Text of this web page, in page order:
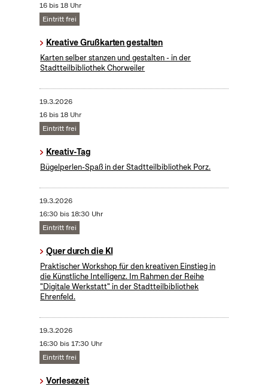
16 bis 18 Uhr
Eintritt frei
Kreative Grußkarten gestalten
Karten selber stanzen und gestalten - in der
Stadtteilbibliothek Chorweiler
19.3.2026
16 bis 18 Uhr
Eintritt frei
Kreativ-Tag
Bügelperlen-Spaß in der Stadtteilbibliothek Porz.
19.3.2026
16:30 bis 18:30 Uhr
Eintritt frei
Quer durch die KI
Praktischer Workshop für den kreativen Einstieg in
die Künstliche Intelligenz. Im Rahmen der Reihe
"Digitale Werkstatt" in der Stadtteilbibliothek
Ehrenfeld.
19.3.2026
16:30 bis 17:30 Uhr
Eintritt frei
Vorlesezeit